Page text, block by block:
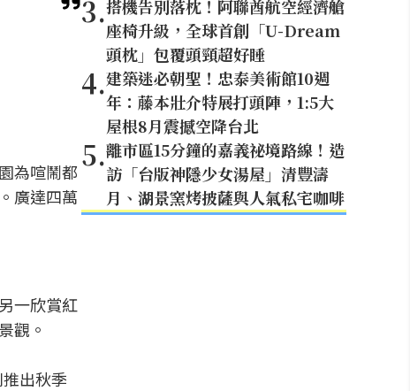
為喧鬧都
廣達四萬
一欣賞紅
觀。
出秋季
3.搭機告別落枕！阿聯酋航空經濟艙
座椅升級，全球首創「U-Dream
頭枕」包覆頭頸超好睡
4.建築迷必朝聖！忠泰美術館10週
年：藤本壯介特展打頭陣，1:5大
屋根8月震撼空降台北
5.離市區15分鐘的嘉義祕境路線！造
訪「台版神隱少女湯屋」清豐濤
月、湖景窯烤披薩與人氣私宅咖啡